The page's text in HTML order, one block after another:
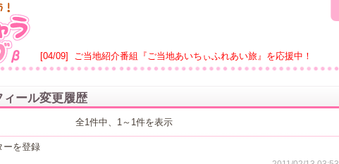
[04/09] ご当地紹介番組『ご当地あいちぃふれあい旅』を応援中！
ィール変更履歴
全1件中、1～1件を表示
ーを登録